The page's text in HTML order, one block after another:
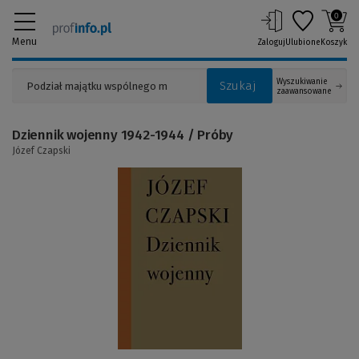
Menu
Szukaj
Wyszukiwanie
zaawansowane
ZalogujUlubione
0
Koszyk
Dziennik wojenny 1942-1944 / Próby
Józef Czapski